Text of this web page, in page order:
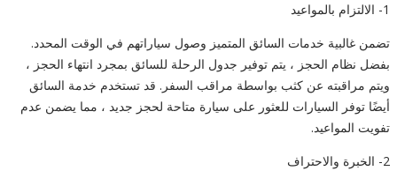
1- الالتزام بالمواعيد
تضمن غالبية خدمات السائق المتميز وصول سياراتهم في الوقت المحدد.
بفضل نظام الحجز ، يتم توفير جدول الرحلة للسائق بمجرد انتهاء الحجز ،
ويتم مراقبته عن كثب بواسطة مراقب السفر. قد تستخدم خدمة السائق
أيضًا توفر السيارات للعثور على سيارة متاحة لحجز جديد ، مما يضمن عدم
تفويت المواعيد.
2- الخبرة والاحتراف